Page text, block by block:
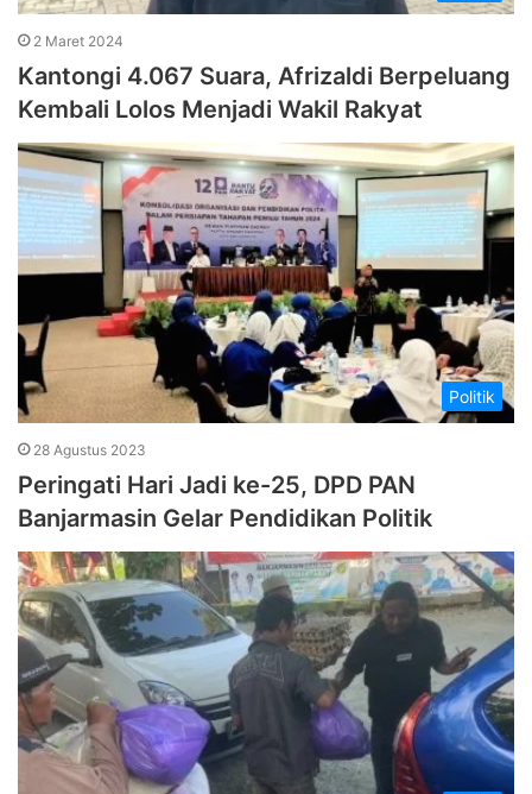
2 Maret 2024
Kantongi 4.067 Suara, Afrizaldi Berpeluang
Kembali Lolos Menjadi Wakil Rakyat
Politik
28 Agustus 2023
Peringati Hari Jadi ke-25, DPD PAN
Banjarmasin Gelar Pendidikan Politik